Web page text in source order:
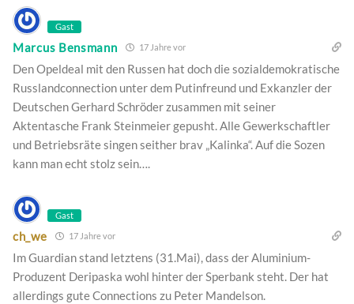
Gast
Marcus Bensmann 17 Jahre vor
Den Opeldeal mit den Russen hat doch die sozialdemokratische
Russlandconnection unter dem Putinfreund und Exkanzler der
Deutschen Gerhard Schröder zusammen mit seiner
Aktentasche Frank Steinmeier gepusht. Alle Gewerkschaftler
und Betriebsräte singen seither brav „Kalinka“. Auf die Sozen
kann man echt stolz sein….
Gast
ch_we 17 Jahre vor
Im Guardian stand letztens (31.Mai), dass der Aluminium-
Produzent Deripaska wohl hinter der Sperbank steht. Der hat
allerdings gute Connections zu Peter Mandelson.